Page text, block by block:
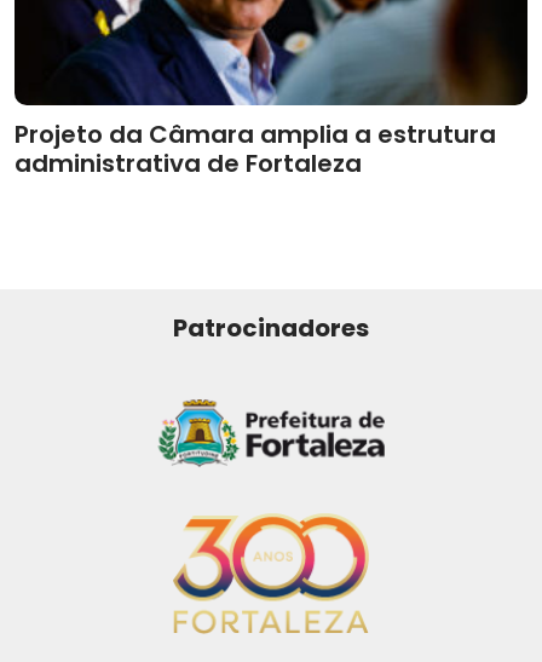
Projeto da Câmara amplia a estrutura
administrativa de Fortaleza
Patrocinadores